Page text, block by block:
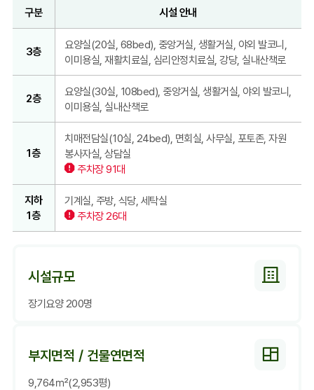
구분 시설 안내
3층
요양실(20실, 68bed), 중앙거실, 생활거실, 야외 발코니,
이미용실, 재활치료실, 심리안정치료실, 강당, 실내산책로
2층
요양실(30실, 108bed), 중앙거실, 생활거실, 야외 발코니,
이미용실, 실내산책로
1층
치매전담실(10실, 24bed), 면회실, 사무실, 포토존, 자원
봉사자실, 상담실
주차장 91대
지하
1층
기계실, 주방, 식당, 세탁실
주차장 26대
시설규모
장기요양 200명
부지면적 / 건물연면적
9,764㎡(2,953평)